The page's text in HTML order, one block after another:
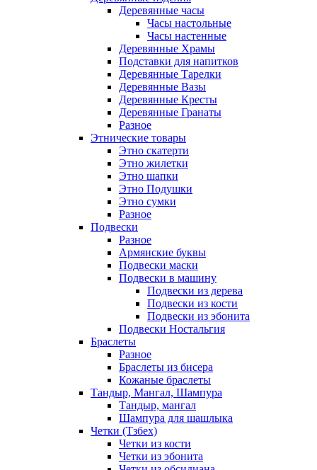
Деревянные часы
Часы настольные
Часы настенные
Деревянные Храмы
Подставки для напитков
Деревянные Тарелки
Деревянные Вазы
Деревянные Кресты
Деревянные Гранаты
Разное
Этнические товары
Этно скатерти
Этно жилетки
Этно шапки
Этно Подушки
Этно сумки
Разное
Подвески
Разное
Армянские буквы
Подвески маски
Подвески в машину
Подвески из дерева
Подвески из кости
Подвески из эбонита
Подвески Ностальгия
Браслеты
Разное
Браслеты из бисера
Кожаные браслеты
Тандыр, Мангал, Шампура
Тандыр, мангал
Шампура для шашлыка
Четки (Тзбех)
Четки из кости
Четки из эбонита